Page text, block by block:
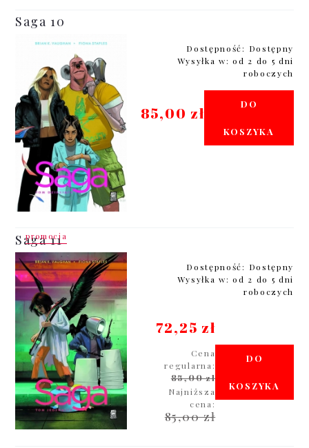
Saga 10
Dostępność: Dostępny
Wysyłka w: od 2 do 5 dni
roboczych
85,00 zł DO
KOSZYKA
Saga 11
Dostępność: Dostępny
Wysyłka w: od 2 do 5 dni
roboczych
72,25 zł
Cena
regularna:
85,00 zł
Najniższa
cena:
85,00 zł
DO
KOSZYKA
promocja